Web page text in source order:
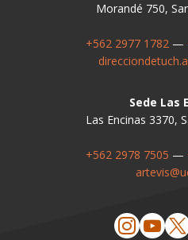
Morandé 750,
+562 2977 1782—
Sede Las
Las Encinas 3370,
+562 2978 7505 —